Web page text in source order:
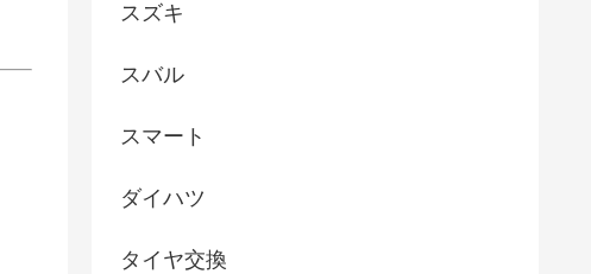
スズキ
スバル
スマート
ダイハツ
タイヤ交換